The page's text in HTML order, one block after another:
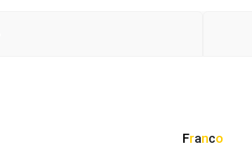
Franco